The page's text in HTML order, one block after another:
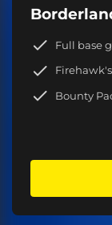
Full base
Bounty